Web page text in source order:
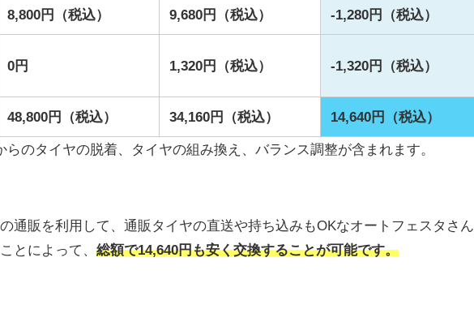
8,800円（税込） 9,680円（税込） -1,280円（税込）
0円 1,320円（税込） -1,320円（税込）
48,800円（税込） 34,160円（税込） 14,640円（税込）
のタイヤの脱着、タイヤの組み換え、バランス調整が含まれます。
通販を利用して、通販タイヤの直送や持ち込みもOKなオートフェスタさん
とによって、総額で14,640円も安く交換することが可能です。